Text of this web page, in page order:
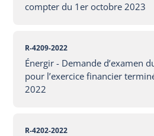
compter du 1er octobre 2023
R-4209-2022
Énergir - Demande d’examen
pour l’exercice financier
2022
R-4202-2022